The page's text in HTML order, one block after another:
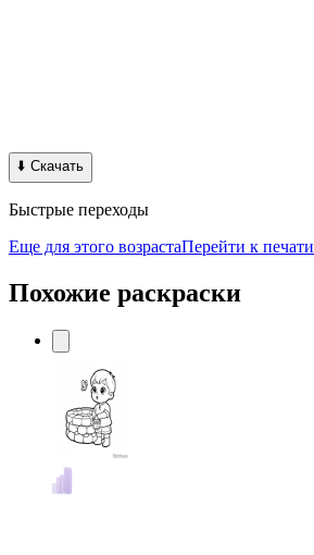
⬇️ Скачать
Быстрые переходы
Еще для этого возрастаПерейти к печати
Похожие раскраски